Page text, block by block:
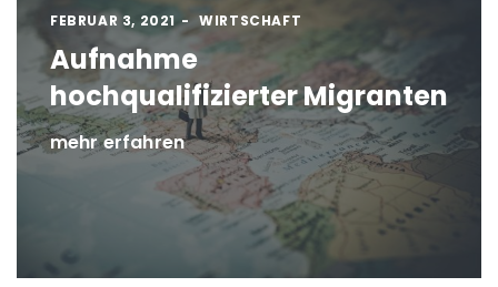
FEBRUAR 3, 2021 WIRTSCHAFT
Aufnahme
hochqualifizierter Migranten
mehr erfahren